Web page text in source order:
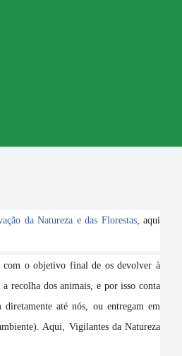
da Natureza e das Florestas, aqui
com o objetivo final de os devolver à
recolha dos animais, e por isso conta
diretamente até nós, ou entregam em
Aqui, Vigilantes da Natureza